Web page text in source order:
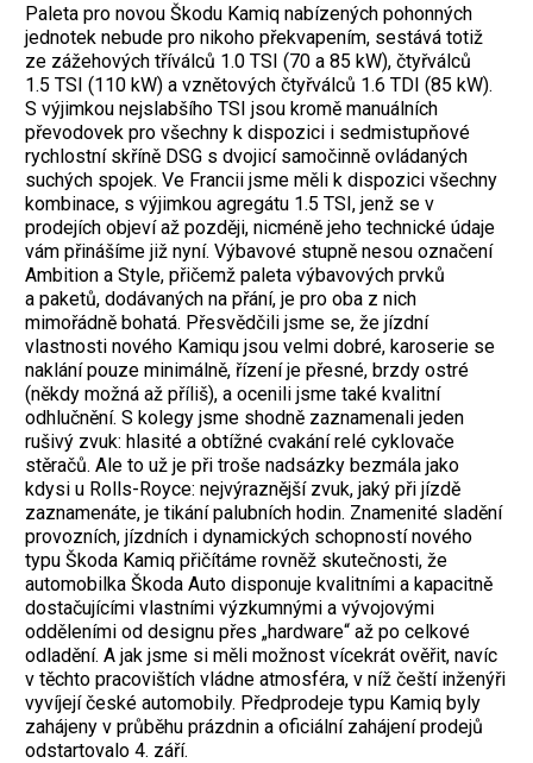
Paleta pro novou Škodu Kamiq nabízených pohonných
jednotek nebude pro nikoho překvapením, sestává totiž
ze zážehových tříválců 1.0 TSI (70 a 85 kW), čtyřválců
1.5 TSI (110 kW) a vznětových čtyřválců 1.6 TDI (85 kW).
S výjimkou nejslabšího TSI jsou kromě manuálních
převodovek pro všechny k dispozici i sedmistupňové
rychlostní skříně DSG s dvojicí samočinně ovládaných
suchých spojek. Ve Francii jsme měli k dispozici všechny
kombinace, s výjimkou agregátu 1.5 TSI, jenž se v
prodejích objeví až později, nicméně jeho technické údaje
vám přinášíme již nyní. Výbavové stupně nesou označení
Ambition a Style, přičemž paleta výbavových prvků
a paketů, dodávaných na přání, je pro oba z nich
mimořádně bohatá. Přesvědčili jsme se, že jízdní
vlastnosti nového Kamiqu jsou velmi dobré, karoserie se
naklání pouze minimálně, řízení je přesné, brzdy ostré
(někdy možná až příliš), a ocenili jsme také kvalitní
odhlučnění. S kolegy jsme shodně zaznamenali jeden
rušivý zvuk: hlasité a obtížné cvakání relé cyklovače
stěračů. Ale to už je při troše nadsázky bezmála jako
kdysi u Rolls-Royce: nejvýraznější zvuk, jaký při jízdě
zaznamenáte, je tikání palubních hodin. Znamenité sladění
provozních, jízdních i dynamických schopností nového
typu Škoda Kamiq přičítáme rovněž skutečnosti, že
automobilka Škoda Auto disponuje kvalitními a kapacitně
dostačujícími vlastními výzkumnými a vývojovými
odděleními od designu přes „hardware“ až po celkové
odladění. A jak jsme si měli možnost vícekrát ověřit, navíc
v těchto pracovištích vládne atmosféra, v níž čeští inženýři
vyvíjejí české automobily. Předprodeje typu Kamiq byly
zahájeny v průběhu prázdnin a oficiální zahájení prodejů
odstartovalo 4. září.